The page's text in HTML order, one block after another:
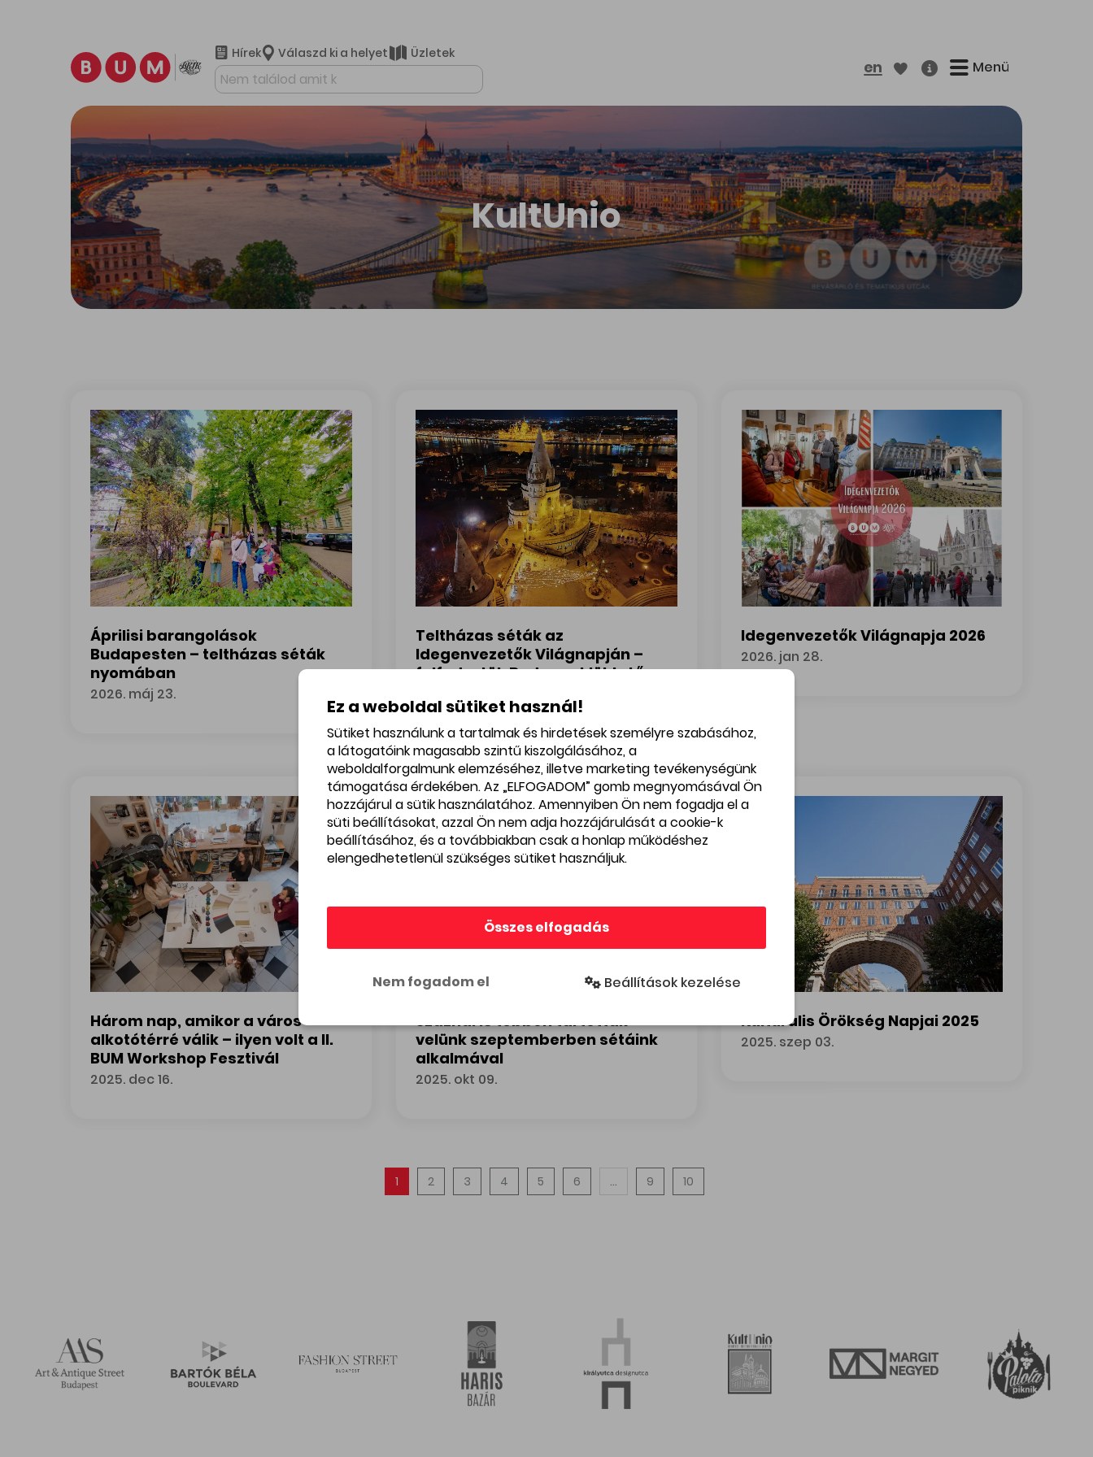
Hírek Válaszd ki a helyet Üzletek
További találatok
en Menü
KultUnio
Áprilisi barangolások
Budapesten – teltházas séták
nyomában
2026. máj 23.
Áprilisi barangolások Budapesten – teltházas séták nyomában
Teltházas séták az
Idegenvezetők Világnapján –
felfedeztük Budapest lüktető
2026. márc 02.
Teltházas séták az Idegenvezetők Világnapján – felfedeztük Budapest lüktető szívét
Idegenvezetők Világnapja 2026
2026. jan 28.
Idegenvezetők Világnapja 2026
Három nap, amikor a város
alkotótérré válik – ilyen volt a II.
BUM Workshop Fesztivál
2025. dec 16.
Száznál is többen tartottak
velünk szeptemberben sétáink
alkalmával
2025. okt 09.
Kulturális Örökség Napjai 2025
2025. szep 03.
1 2 3 4 5 6 ... 9 10
Ez a weboldal sütiket használ!
Sütiket használunk a tartalmak és hirdetések személyre szabásához,
a látogatóink magasabb szintű kiszolgálásához, a
weboldalforgalmunk elemzéséhez, illetve marketing tevékenységünk
támogatása érdekében. Az „ELFOGADOM” gomb megnyomásával Ön
hozzájárul a sütik használatához. Amennyiben Ön nem fogadja el a
süti beállításokat, azzal Ön nem adja hozzájárulását a cookie-k
beállításához, és a továbbiakban csak a honlap működéshez
elengedhetetlenül szükséges sütiket használjuk.
Összes elfogadás
Nem fogadom el Beállítások kezelése